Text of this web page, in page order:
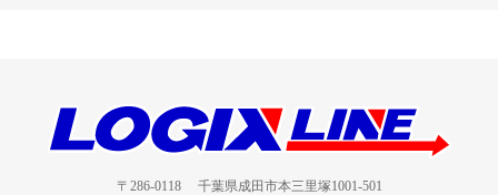
〒286-0118 千葉県成田市本三里塚1001-501